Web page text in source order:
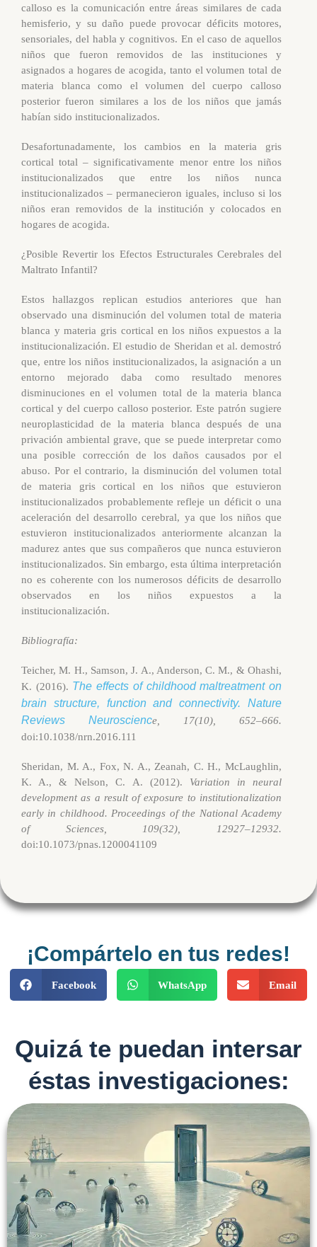
calloso es la comunicación entre áreas similares de cada
hemisferio, y su daño puede provocar déficits motores,
sensoriales, del habla y cognitivos. En el caso de aquellos
niños que fueron removidos de las instituciones y
asignados a hogares de acogida, tanto el volumen total de
materia blanca como el volumen del cuerpo calloso
posterior fueron similares a los de los niños que jamás
habían sido institucionalizados.
Desafortunadamente, los cambios en la materia gris
cortical total – significativamente menor entre los niños
institucionalizados que entre los niños nunca
institucionalizados – permanecieron iguales, incluso si los
niños eran removidos de la institución y colocados en
hogares de acogida.
¿Posible Revertir los Efectos Estructurales Cerebrales del
Maltrato Infantil?
Estos hallazgos replican estudios anteriores que han
observado una disminución del volumen total de materia
blanca y materia gris cortical en los niños expuestos a la
institucionalización. El estudio de Sheridan et al. demostró
que, entre los niños institucionalizados, la asignación a un
entorno mejorado daba como resultado menores
disminuciones en el volumen total de la materia blanca
cortical y del cuerpo calloso posterior. Este patrón sugiere
neuroplasticidad de la materia blanca después de una
privación ambiental grave, que se puede interpretar como
una posible corrección de los daños causados por el
abuso. Por el contrario, la disminución del volumen total
de materia gris cortical en los niños que estuvieron
institucionalizados probablemente refleje un déficit o una
aceleración del desarrollo cerebral, ya que los niños que
estuvieron institucionalizados anteriormente alcanzan la
madurez antes que sus compañeros que nunca estuvieron
institucionalizados. Sin embargo, esta última interpretación
no es coherente con los numerosos déficits de desarrollo
observados en los niños expuestos a la
institucionalización.
Bibliografía:
Teicher, M. H., Samson, J. A., Anderson, C. M., & Ohashi,
K. (2016). The effects of childhood maltreatment on
brain structure, function and connectivity. Nature
Reviews Neuroscience, 17(10), 652–666.
doi:10.1038/nrn.2016.111
Sheridan, M. A., Fox, N. A., Zeanah, C. H., McLaughlin,
K. A., & Nelson, C. A. (2012). Variation in neural
development as a result of exposure to institutionalization
early in childhood. Proceedings of the National Academy
of Sciences, 109(32), 12927–12932.
doi:10.1073/pnas.1200041109
¡Compártelo en tus redes!
Facebook WhatsApp Email
Quizá te puedan intersar
éstas investigaciones: